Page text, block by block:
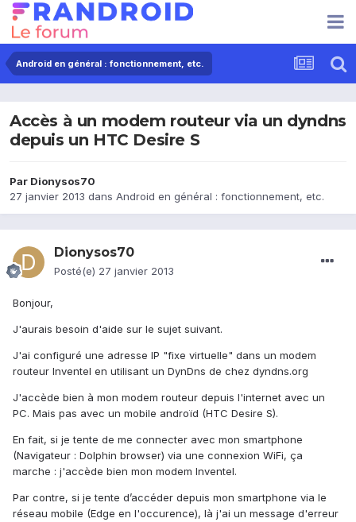
Android en général : fonctionnement, etc.
Accès à un modem routeur via un dyndns
depuis un HTC Desire S
Par Dionysos70
27 janvier 2013 dans Android en général : fonctionnement, etc.
Dionysos70
Posté(e) 27 janvier 2013
Bonjour,
J'aurais besoin d'aide sur le sujet suivant.
J'ai configuré une adresse IP "fixe virtuelle" dans un modem
routeur Inventel en utilisant un DynDns de chez dyndns.org
J'accède bien à mon modem routeur depuis l'internet avec un
PC. Mais pas avec un mobile androïd (HTC Desire S).
En fait, si je tente de me connecter avec mon smartphone
(Navigateur : Dolphin browser) via une connexion WiFi, ça
marche : j'accède bien mon modem Inventel.
Par contre, si je tente d’accéder depuis mon smartphone via le
réseau mobile (Edge en l'occurence), là j'ai un message d'erreur